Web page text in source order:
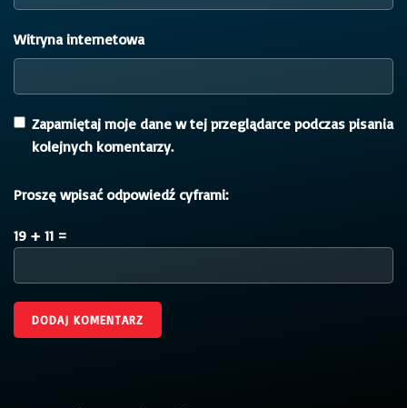
Witryna internetowa
Zapamiętaj moje dane w tej przeglądarce podczas pisania
kolejnych komentarzy.
Proszę wpisać odpowiedź cyframi:
19 + 11 =